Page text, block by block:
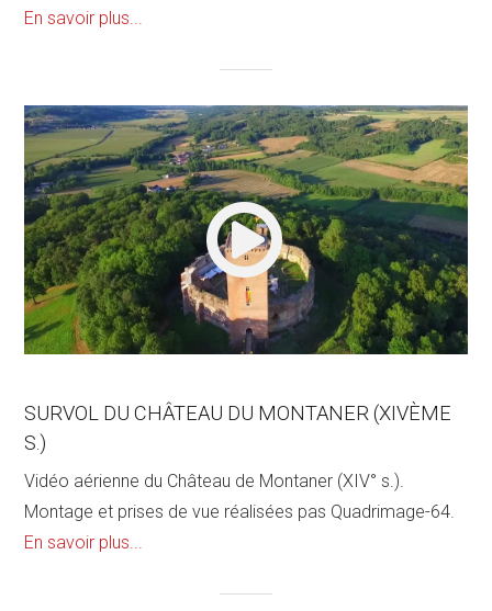
En savoir plus...
SURVOL DU CHÂTEAU DU MONTANER (XIVÈME
S.)
Vidéo aérienne du Château de Montaner (XIV° s.).
Montage et prises de vue réalisées pas Quadrimage-64.
En savoir plus...